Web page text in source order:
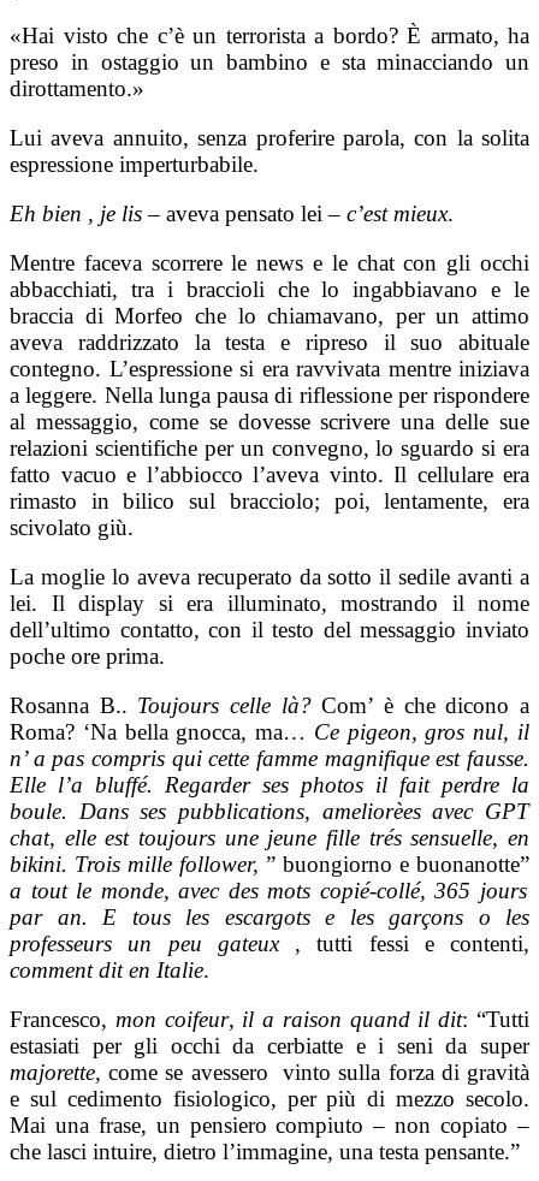
«Hai visto che c’è un terrorista a bordo? È armato, ha
preso in ostaggio un bambino e sta minacciando un
dirottamento.»
Lui aveva annuito, senza proferire parola, con la solita
espressione imperturbabile.
Eh bien , je lis– aveva pensato lei – c’est mieux.
Mentre faceva scorrere le news e le chat con gli occhi
abbacchiati, tra i braccioli che lo ingabbiavano e le
braccia di Morfeo che lo chiamavano, per un attimo
aveva raddrizzato la testa e ripreso il suo abituale
contegno. L’espressione si era ravvivata mentre iniziava
a leggere. Nella lunga pausa di riflessione per rispondere
al messaggio, come se dovesse scrivere una delle sue
relazioni scientifiche per un convegno, lo sguardo si era
fatto vacuo e l’abbiocco l’aveva vinto. Il cellulare era
rimasto in bilico sul bracciolo; poi, lentamente, era
scivolato giù.
La moglie lo aveva recuperato da sotto il sedile avanti a
lei. Il display si era illuminato, mostrando il nome
dell’ultimo contatto, con il testo del messaggio inviato
poche ore prima.
Rosanna B.. Toujours celle là?Com’ è che dicono a
Roma? ‘Na bella gnocca, ma… Ce pigeon, gros nul, il
n’ a pas compris qui cette famme magnifique est fausse.
Elle l’a bluffé. Regarder ses photos il fait perdre la
boule. Dans ses pubblications, ameliorèes avec GPT
chat, elle est toujours une jeune fille trés sensuelle, en
bikini. Trois mille follower, ” buongiorno e buonanotte”
a tout le monde, avec des mots copié-collé, 365 jours
par an. E tous les escargots e les garçons o les
professeurs un
peu gateux , tutti fessi e contenti,
comment dit en Italie.
Francesco, mon coifeur, il a raison quand il dit: “Tutti
estasiati per gli occhi da cerbiatte e i seni da super
majorette, come se avessero vinto sulla forza di gravità
e sul cedimento fisiologico, per più di mezzo secolo.
Mai una frase, un pensiero compiuto – non copiato –
che lasci intuire, dietro l’immagine, una testa pensante.”